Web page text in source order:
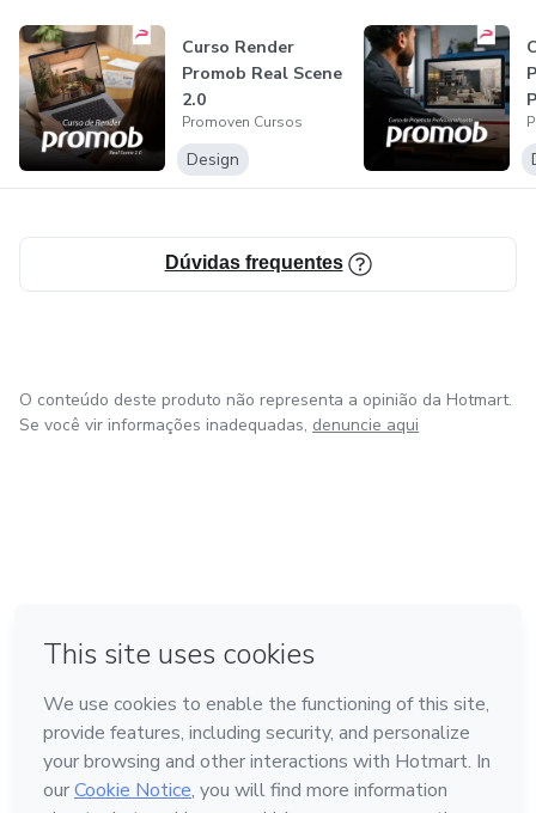
Curso Render
Promob Real Scene
2.0
Promoven Cursos
Design
Dúvidas frequentes
O conteúdo deste produto não representa a opinião da Hotmart.
Se você vir informações inadequadas, denuncie aqui
Feito com ❤ em Bogotá
Conheça a Hotmart